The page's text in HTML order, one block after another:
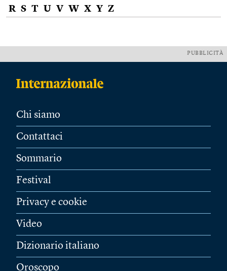
R S T U V W X Y Z
PUBBLICITÀ
Chi siamo
Contattaci
Sommario
Festival
Privacy e cookie
Video
Dizionario italiano
Oroscopo